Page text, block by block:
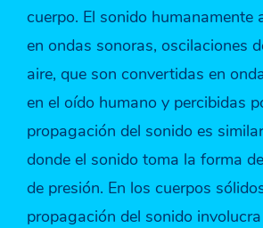
cuerpo. El sonido humanamente
en ondas sonoras, oscilaciones
aire, que son convertidas en
en el oído humano y percibidas
propagación del sonido es
donde el sonido toma la forma
de presión. En los cuerpos
propagación del sonido